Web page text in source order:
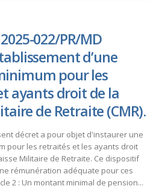
022/PR/MD
d’une
pour les
ayants droit de la
de Retraite (CMR).
décret a pour objet d'instaurer une
pour les retraités et les ayants droit
Militaire de Retraite. Ce dispositif
rémunération adéquate pour ces
2 : Un montant minimal de pension...